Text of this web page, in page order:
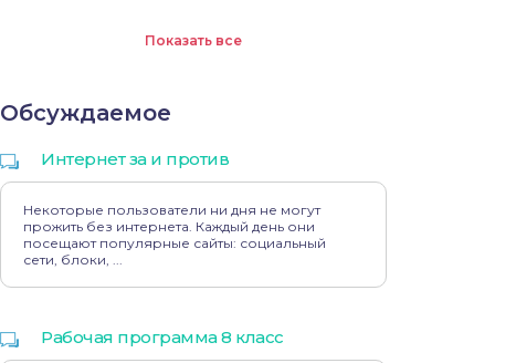
Показать все
Обсуждаемое
Интернет за и против
Некоторые пользователи ни дня не могут
прожить без интернета. Каждый день они
посещают популярные сайты: социальный
сети, блоки, ...
Рабочая программа 8 класс